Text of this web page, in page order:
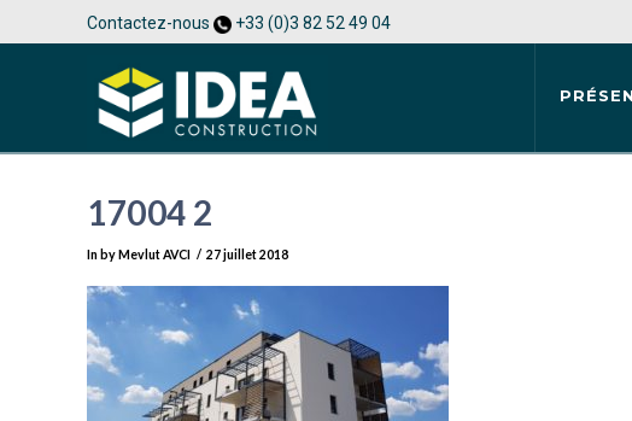
Contactez-nous +33 (0)3 82 52 49 04
17004 2
In by Mevlut AVCI 27 juillet 2018